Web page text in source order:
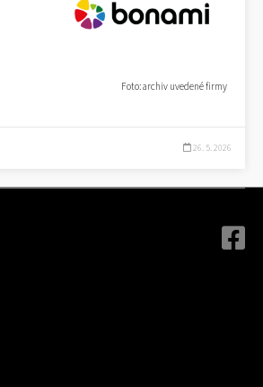
Foto: archiv uvedené firmy
26. 5. 2026